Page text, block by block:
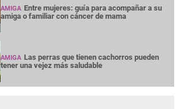
AMIGA Entre mujeres: guía para acompañar a su
amiga o familiar con cáncer de mama
AMIGA Las perras que tienen cachorros pueden
tener una vejez más saludable